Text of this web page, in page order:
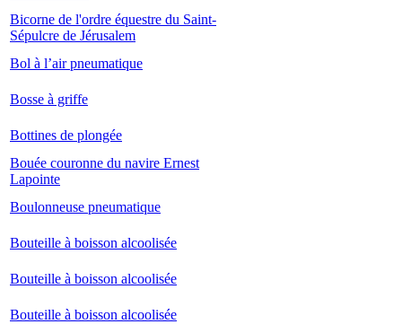
Bicorne de l'ordre équestre du Saint-
Sépulcre de Jérusalem
Bol à l’air pneumatique
Bosse à griffe
Bottines de plongée
Bouée couronne du navire Ernest
Lapointe
Boulonneuse pneumatique
Bouteille à boisson alcoolisée
Bouteille à boisson alcoolisée
Bouteille à boisson alcoolisée